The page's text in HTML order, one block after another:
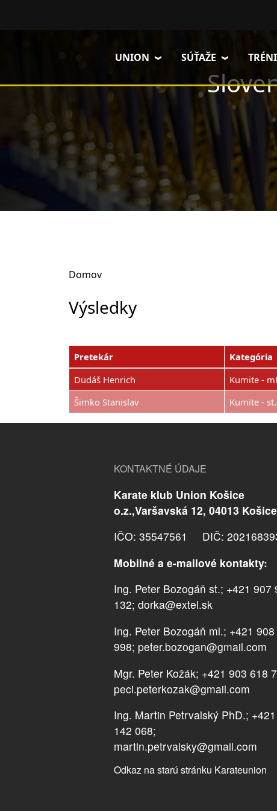
UNION SÚŤAŽE
Domov
Výsledky
Pretekár Kategória
Dudáš Henrich
Kumite -
Šimko Stanislav
Kumite -
KONTAKTNÉ ÚDAJE
Karate klub Union Košice
o.z.,Varšavská 12, 04013 Košice
IČO: 35547561 DIČ:
Mobilné a e-mailové kontakty:
Ing. Peter Bozogáň st.; +421 907
132; dorka@extel.sk
Ing. Peter Bozogáň ml.; +421
998; peter.bozogan@gmail.com
Mgr. Peter Kožák; +421 903 618
peci.peterkozak@gmail.com
Ing. Martin Petrvalský PhD.;
142 068;
martin.petrvalsky@gmail.com
Odkaz na starú stránku Karateunion